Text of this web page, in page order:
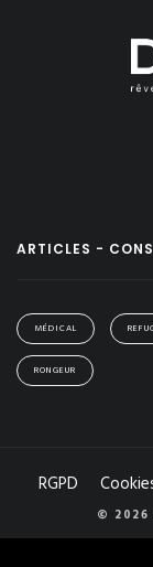
ARTICLES -
MÉDICAL
RONGEUR
RGPD
© 2026